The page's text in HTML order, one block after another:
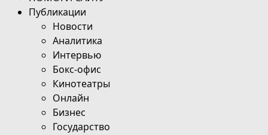
Публикации
Новости
Аналитика
Интервью
Бокс-офис
Кинотеатры
Онлайн
Бизнес
Государство